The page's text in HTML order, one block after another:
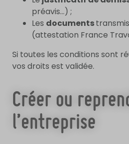
préavis…) ;
Les documents
(attestation France
Si toutes les conditions sont
vos droits est validée.
Créer ou
l’entreprise